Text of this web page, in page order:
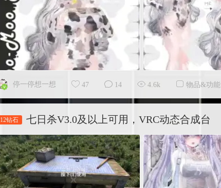
停一停想一想 47 14 4.6k 物品&功能
12钻石 七日杀V3.0及以上可用，VRC动态合成台